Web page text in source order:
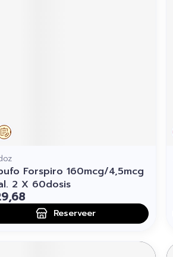
Op voorschrift
Forspiro 160mcg/4,5mcg
2 X 60dosis
Reserveer